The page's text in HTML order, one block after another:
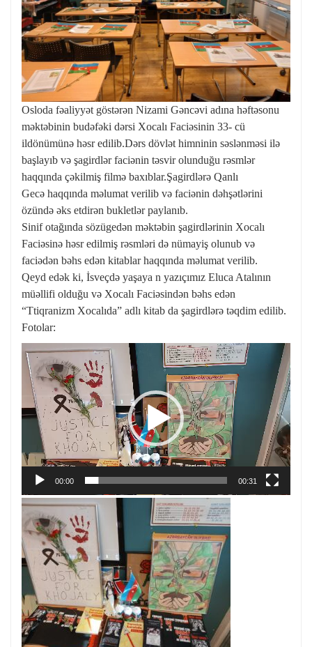
Osloda fəaliyyət göstərən Nizami Gəncəvi adına həftəsonu
məktəbinin budəfəki dərsi Xocalı Faciəsinin 33- cü
ildönümünə həsr edilib.Dərs dövlət himninin səslənməsi ilə
başlayıb və şagirdlər faciənin təsvir olunduğu rəsmlər
haqqında çəkilmiş filmə baxıblar.Şagirdlərə Qanlı
Gecə haqqında məlumat verilib və faciənin dəhşətlərini
özündə əks etdirən bukletlər paylanıb.
Sinif otağında sözügedən məktəbin şagirdlərinin Xocalı
Faciəsinə həsr edilmiş rəsmləri də nümayiş olunub və
faciədən bəhs edən kitablar haqqında məlumat verilib.
Qeyd edək ki, İsveçdə yaşaya n yazıçımız Eluca Atalının
müəllifi olduğu və Xocalı Faciəsindən bəhs edən
“Ttiqranizm Xocalıda” adlı kitab da şagirdlərə təqdim edilib.
Fotolar:
Video
Oynadıcı
00:00 00:31